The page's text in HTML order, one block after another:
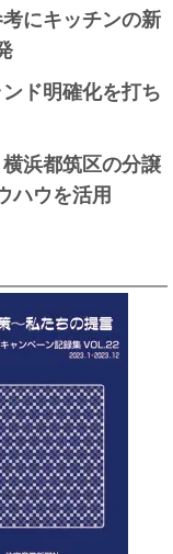
にキッチンの新
ド明確化を打ち
浜都筑区の分譲
ハウを活用